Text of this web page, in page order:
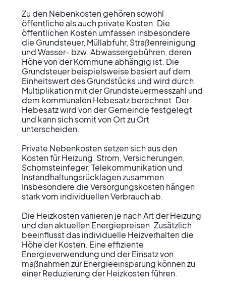
Zu den Nebenkosten gehören sowohl
öffentliche als auch private Kosten. Die
öffentlichen Kosten umfassen insbesondere
die Grundsteuer, Müllabfuhr, Straßenreinigung
und Wasser- bzw. Abwassergebühren, deren
Höhe von der Kommune abhängig ist. Die
Grundsteuer beispielsweise basiert auf dem
Einheitswert des Grundstücks und wird durch
Multiplikation mit der Grundsteuermesszahl und
dem kommunalen Hebesatz berechnet. Der
Hebesatz wird von der Gemeinde festgelegt
und kann sich somit von Ort zu Ort
unterscheiden.
Private Nebenkosten setzen sich aus den
Kosten für Heizung, Strom, Versicherungen,
Schornsteinfeger, Telekommunikation und
Instandhaltungsrücklagen zusammen.
Insbesondere die Versorgungskosten hängen
stark vom individuellen Verbrauch ab.
Die Heizkosten variieren je nach Art der Heizung
und den aktuellen Energiepreisen. Zusätzlich
beeinflusst das individuelle Heizverhalten die
Höhe der Kosten. Eine effiziente
Energieverwendung und der Einsatz von
maßnahmen zur Energieeinsparung können zu
einer Reduzierung der Heizkosten führen.